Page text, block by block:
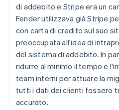
di addebito e Stripe era un
Fender utilizzava già Stripe
con carta di credito sul suo
preoccupata all'idea di
del sistema di addebito. In
ridurre al minimo il tempo e
team interni per attuare la
tutti i dati dei clienti fossero
accurato.